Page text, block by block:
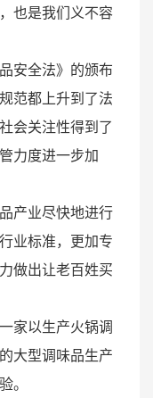
也是我们义不容
安全法》的颁布
范都上升到了法
会关注性得到了
力度进一步加
产业尽快地进行
业标准，更加专
做出让老百姓买
家以生产火锅调
大型调味品生产
。